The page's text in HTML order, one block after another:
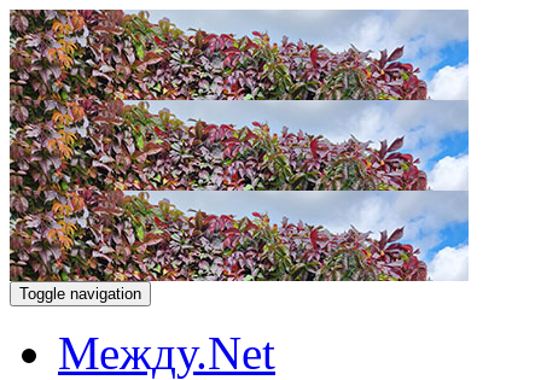
Toggle navigation
Между.Net